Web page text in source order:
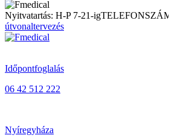
Nyitvatartás: H-P 7-21-ig
útvonaltervezés
Időpontfoglalás
06 42 512 222
Nyíregyháza